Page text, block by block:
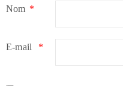
Nom *
E-mail *